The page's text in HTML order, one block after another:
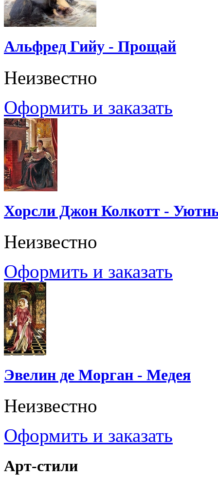
Альфред Гийу - Прощай
Неизвестно
Оформить и заказать
Хорсли Джон Колкотт -
Неизвестно
Оформить и заказать
Эвелин де Морган - Медея
Неизвестно
Оформить и заказать
Арт-стили